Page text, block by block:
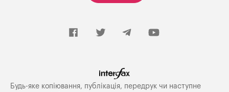
Будь-яке копiювання, публiкацiя, передрук чи наступне